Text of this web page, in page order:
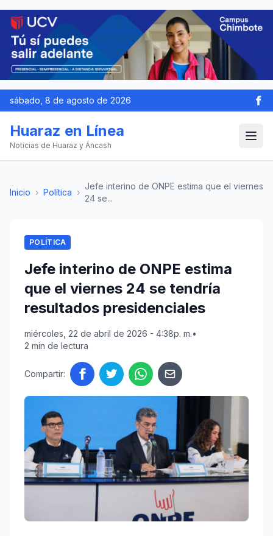
sábado, 8 de agosto de 2026
Huaraz en Línea
Noticias de Huaraz y Áncash
Inicio › Política ›
Jefe interino de ONPE estima que el viernes
24 se...
POLÍTICA
Jefe interino de ONPE estima
que el viernes 24 se tendría
resultados presidenciales
miércoles, 22 de abril de 2026 - 4:38p. m.•
2 min de lectura
Compartir: